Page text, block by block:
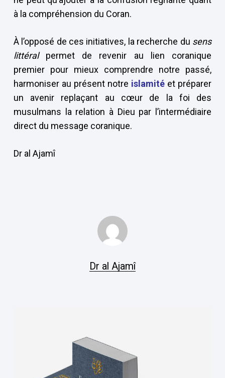
à la compréhension du Coran.
À l’opposé de ces initiatives, la recherche du sens
littéralpermet de revenir au lien coranique
premier pour mieux comprendre notre passé,
harmoniser au présent notre islamité et préparer
un avenir replaçant au cœur de la foi des
musulmans la relation à Dieu par l’intermédiaire
direct du message coranique.
Dr al Ajamî
Dr al Ajamî